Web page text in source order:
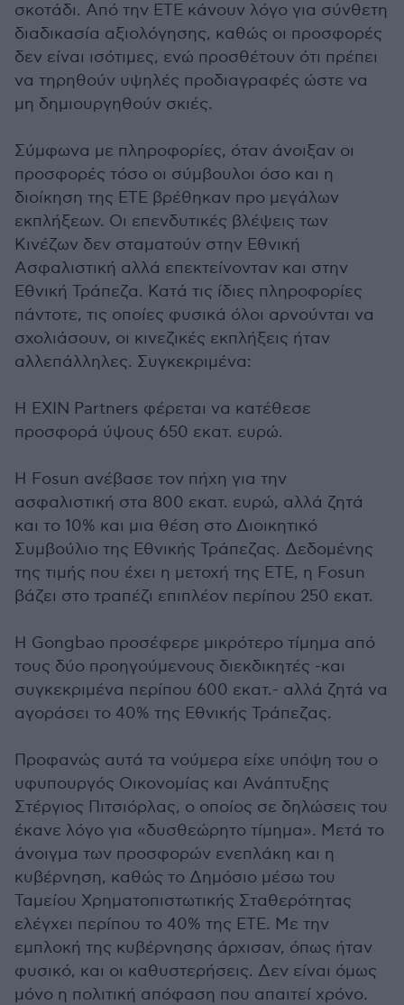
σκοτάδι. Από την ΕΤΕ κάνουν λόγο για σύνθετη
διαδικασία αξιολόγησης, καθώς οι προσφορές
δεν είναι ισότιμες, ενώ προσθέτουν ότι πρέπει
να τηρηθούν υψηλές προδιαγραφές ώστε να
μη δημιουργηθούν σκιές.
Σύμφωνα με πληροφορίες, όταν άνοιξαν οι
προσφορές τόσο οι σύμβουλοι όσο και η
διοίκηση της ΕΤΕ βρέθηκαν προ μεγάλων
εκπλήξεων. Οι επενδυτικές βλέψεις των
Κινέζων δεν σταματούν στην Εθνική
Ασφαλιστική αλλά επεκτείνονταν και στην
Εθνική Τράπεζα. Κατά τις ίδιες πληροφορίες
πάντοτε, τις οποίες φυσικά όλοι αρνούνται να
σχολιάσουν, οι κινεζικές εκπλήξεις ήταν
αλλεπάλληλες. Συγκεκριμένα:
Η EXIN Partners φέρεται να κατέθεσε
προσφορά ύψους 650 εκατ. ευρώ.
Η Fosun ανέβασε τον πήχη για την
ασφαλιστική στα 800 εκατ. ευρώ, αλλά ζητά
και το 10% και μια θέση στο Διοικητικό
Συμβούλιο της Εθνικής Τράπεζας. Δεδομένης
της τιμής που έχει η μετοχή της ΕΤΕ, η Fosun
βάζει στο τραπέζι επιπλέον περίπου 250 εκατ.
Η Gongbao προσέφερε μικρότερο τίμημα από
τους δύο προηγούμενους διεκδικητές -και
συγκεκριμένα περίπου 600 εκατ.- αλλά ζητά να
αγοράσει το 40% της Εθνικής Τράπεζας.
Προφανώς αυτά τα νούμερα είχε υπόψη του ο
υφυπουργός Οικονομίας και Ανάπτυξης
Στέργιος Πιτσιόρλας, ο οποίος σε δηλώσεις του
έκανε λόγο για «δυσθεώρητο τίμημα». Μετά το
άνοιγμα των προσφορών ενεπλάκη και η
κυβέρνηση, καθώς το Δημόσιο μέσω του
Ταμείου Χρηματοπιστωτικής Σταθερότητας
ελέγχει περίπου το 40% της ΕΤΕ. Με την
εμπλοκή της κυβέρνησης άρχισαν, όπως ήταν
φυσικό, και οι καθυστερήσεις. Δεν είναι όμως
μόνο η πολιτική απόφαση που απαιτεί χρόνο.